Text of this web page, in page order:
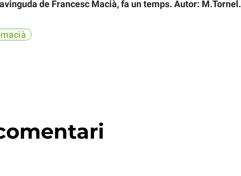
de Francesc Macià, fa un temps. Autor: M.Tornel.